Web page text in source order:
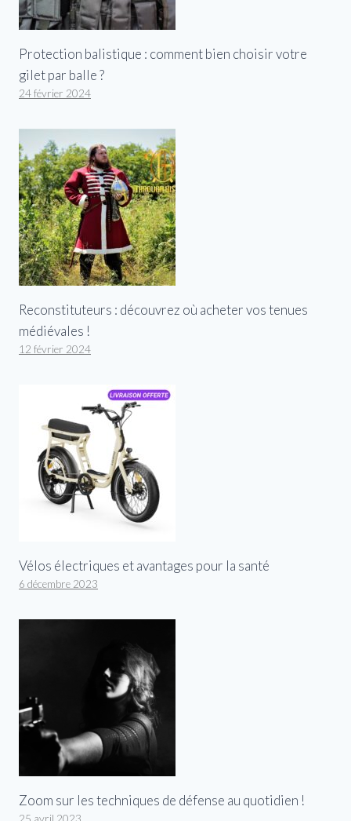
Protection balistique : comment bien choisir votre
gilet par balle ?
24 février 2024
Reconstituteurs : découvrez où acheter vos tenues
médiévales !
12 février 2024
Vélos électriques et avantages pour la santé
6 décembre 2023
Zoom sur les techniques de défense au quotidien !